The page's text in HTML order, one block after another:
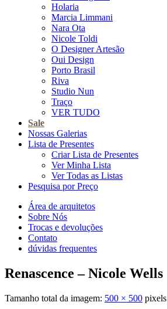
Holaria
Marcia Limmani
Nara Ota
Nicole Toldi
O Designer Artesão
Oui Design
Porto Brasil
Riva
Studio Nun
Traço
VER TUDO
Sale
Nossas Galerias
Lista de Presentes
Criar Lista de Presentes
Ver Minha Lista
Ver Todas as Listas
Pesquisa por Preço
Área de arquitetos
Sobre Nós
Trocas e devoluções
Contato
dúvidas frequentes
Renascence – Nicole Wells
Tamanho total da imagem: 500 × 500 pixels